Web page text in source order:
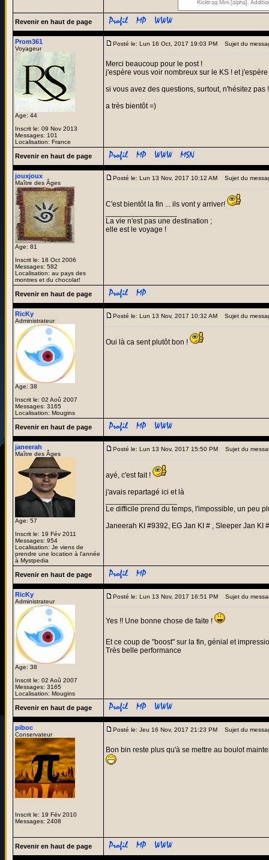
Revenir en haut de page
Prom361
Voyageur
Age: 44
Inscrit le: 09 Nov 2013
Messages: 101
Localisation: France
Posté le: Lun 16 Oct, 2017 19:03 PM Sujet du
Merci beaucoup pour le post !
j'espère vous voir nombreux sur le KS ! et
si vous avez des questions, surtout, n'hésitez pas
a très bientôt =)
Revenir en haut de page
jouxjoux
Maître des Âges
Age: 81
Inscrit le: 18 Oct 2006
Messages: 582
Localisation: au pays des
montres et du chocolat!
Posté le: Lun 13 Nov, 2017 10:12 AM Sujet du
C'est bientôt la fin ... ils vont y arriver!
La vie n'est pas une destination ;
elle est le voyage !
Revenir en haut de page
RicKy
Administrateur
Age: 38
Inscrit le: 02 Aoû 2007
Messages: 3165
Localisation: Mougins
Posté le: Lun 13 Nov, 2017 10:32 AM Sujet du
Oui là ca sent plutôt bon !
Revenir en haut de page
janeerah
Maître des Âges
Age: 57
Inscrit le: 19 Fév 2011
Messages: 954
Localisation: Je viens de
prendre une location à l'année
à Mystpedia
Posté le: Lun 13 Nov, 2017 15:50 PM Sujet du
ayé, c'est fait !
j'avais repartagé ici et là
Le difficile prend du temps, l'impossible, un peu
Janeerah KI #9392, EG Jan KI # , Sleeper Jan KI #
Revenir en haut de page
RicKy
Administrateur
Age: 38
Inscrit le: 02 Aoû 2007
Messages: 3165
Localisation: Mougins
Posté le: Lun 13 Nov, 2017 16:51 PM Sujet du
Yes !! Une bonne chose de faite !
Et ce coup de "boost" sur la fin, génial et
Très belle performance
Revenir en haut de page
piboc
Conservateur
Inscrit le: 19 Fév 2010
Messages: 2408
Posté le: Jeu 16 Nov, 2017 21:23 PM Sujet du
Bon bin reste plus qu'à se mettre au boulot
Revenir en haut de page